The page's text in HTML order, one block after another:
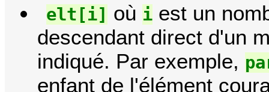
elt[i] où iest un
descendant direct d'un
indiqué. Par exemple,
enfant de l'élément